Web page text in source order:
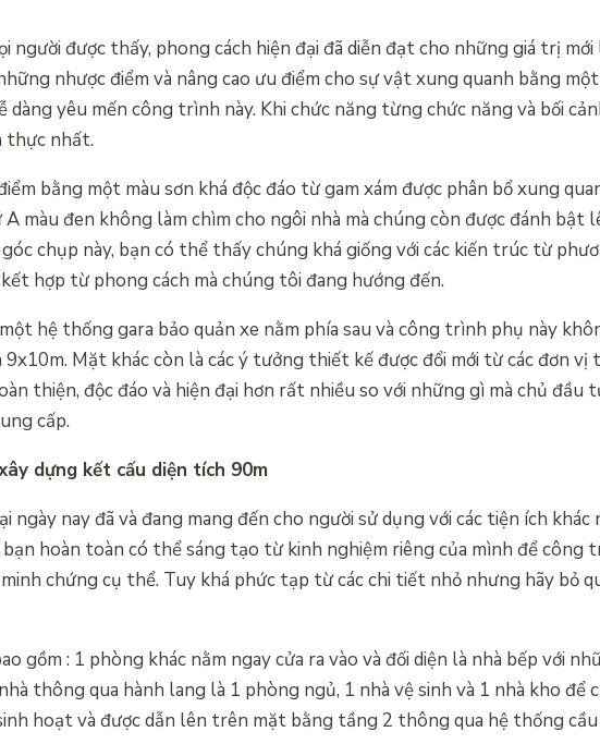
người được thấy, phong cách hiện đại đã diễn đạt cho những giá trị
nhược điểm và nâng cao ưu điểm cho sự vật xung quanh bằng
dàng yêu mến công trình này. Khi chức năng từng chức năng và bối
thực nhất.
bằng một màu sơn khá độc đáo từ gam xám được phân bổ xung
màu đen không làm chìm cho ngôi nhà mà chúng còn được đánh bật
chụp này, bạn có thể thấy chúng khá giống với các kiến trúc từ
hợp từ phong cách mà chúng tôi đang hướng đến.
hệ thống gara bảo quản xe nằm phía sau và công trình phụ này
Mặt khác còn là các ý tưởng thiết kế được đổi mới từ các đơn vị
thiện, độc đáo và hiện đại hơn rất nhiều so với những gì mà chủ đầu
cấp.
dựng kết cấu diện tích 90m
ngày nay đã và đang mang đến cho người sử dụng với các tiện ích khác
hoàn toàn có thể sáng tạo từ kinh nghiệm riêng của mình để công
chứng cụ thể. Tuy khá phức tạp từ các chi tiết nhỏ nhưng hãy bỏ
gồm : 1 phòng khác nằm ngay cửa ra vào và đối diện là nhà bếp với
thông qua hành lang là 1 phòng ngủ, 1 nhà vệ sinh và 1 nhà kho để
hoạt và được dẫn lên trên mặt bằng tầng 2 thông qua hệ thống